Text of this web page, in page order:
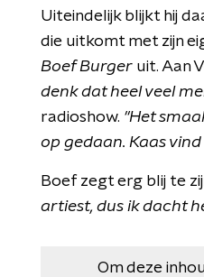
Uiteindelijk blijkt hij
die uitkomt met zijn
Boef Burger uit. Aan
denk dat heel veel
radioshow. "Het
op gedaan. Kaas
Boef zegt erg blij te
artiest, dus ik dacht
Om deze